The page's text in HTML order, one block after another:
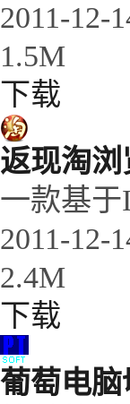
2011-12-
1.5M
下载
返现淘浏
一款基
2011-12-
2.4M
下载
葡萄电